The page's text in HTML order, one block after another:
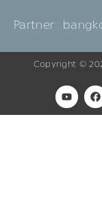
Partner :
Copyright ©
Y
o
u
F
a
c